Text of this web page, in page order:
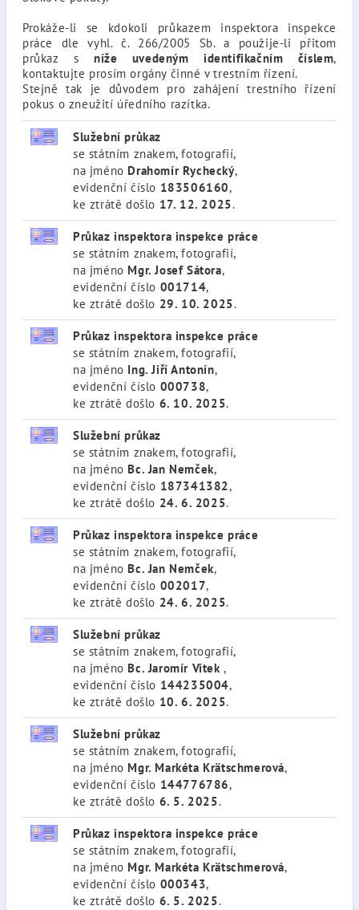
Prokáže-li se kdokoli průkazem inspektora inspekce
práce dle vyhl. č. 266/2005 Sb. a použije-li přitom
průkaz s níže uvedeným identifikačním číslem,
kontaktujte prosím orgány činné v trestním řízení.
Stejně tak je důvodem pro zahájení trestního řízení
pokus o zneužití úředního razítka.
Služební průkaz
se státním znakem, fotografií,
na jméno Drahomír Rychecký,
evidenční číslo 183506160,
ke ztrátě došlo 17. 12. 2025.
Průkaz inspektora inspekce práce
se státním znakem, fotografií,
na jméno Mgr. Josef Sátora,
evidenční číslo 001714,
ke ztrátě došlo 29. 10. 2025.
Průkaz inspektora inspekce práce
se státním znakem, fotografií,
na jméno Ing. Jiří Antonín,
evidenční číslo 000738,
ke ztrátě došlo 6. 10. 2025.
Služební průkaz
se státním znakem, fotografií,
na jméno Bc. Jan Nemček,
evidenční číslo 187341382,
ke ztrátě došlo 24. 6. 2025.
Průkaz inspektora inspekce práce
se státním znakem, fotografií,
na jméno Bc. Jan Nemček,
evidenční číslo 002017,
ke ztrátě došlo 24. 6. 2025.
Služební průkaz
se státním znakem, fotografií,
na jméno Bc. Jaromír Vítek,
evidenční číslo 144235004,
ke ztrátě došlo 10. 6. 2025.
Služební průkaz
se státním znakem, fotografií,
na jméno Mgr. Markéta Krätschmerová,
evidenční číslo 144776786,
ke ztrátě došlo 6. 5. 2025.
Průkaz inspektora inspekce práce
se státním znakem, fotografií,
na jméno Mgr. Markéta Krätschmerová,
evidenční číslo 000343,
ke ztrátě došlo 6. 5. 2025.